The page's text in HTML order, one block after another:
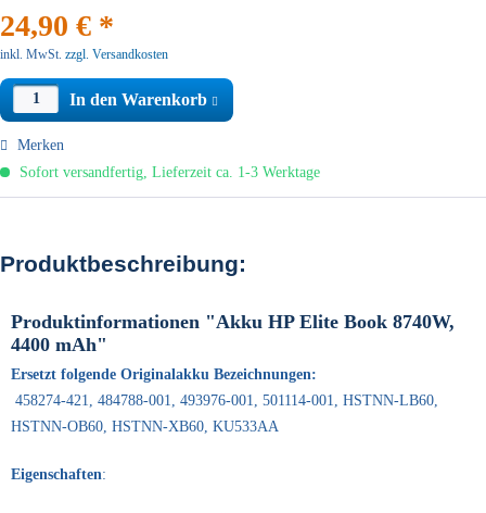
24,90 € *
inkl. MwSt. zzgl. Versandkosten
In den Warenkorb
Merken
Sofort versandfertig, Lieferzeit ca. 1-3 Werktage
Produktbeschreibung:
Produktinformationen "Akku HP Elite Book 8740W,
4400 mAh"
Ersetzt folgende Originalakku Bezeichnungen:
458274-421, 484788-001, 493976-001, 501114-001, HSTNN-LB60,
HSTNN-OB60, HSTNN-XB60, KU533AA
Eigenschaften: